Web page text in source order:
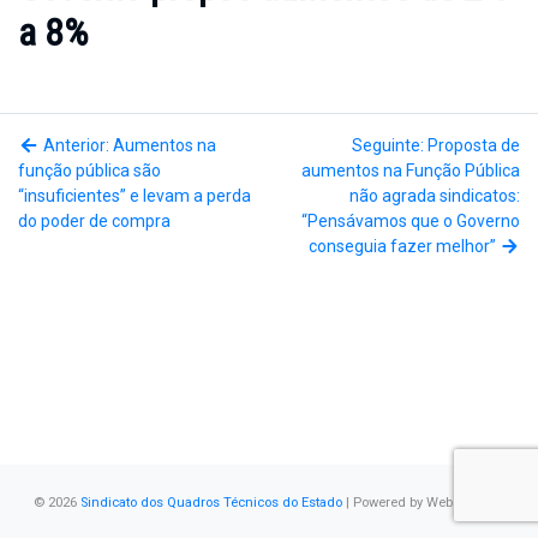
a 8%
Anterior: Aumentos na
função pública são
“insuficientes” e levam a perda
do poder de compra
Seguinte: Proposta de
aumentos na Função Pública
não agrada sindicatos:
“Pensávamos que o Governo
conseguia fazer melhor”
© 2026 Sindicato dos Quadros Técnicos do Estado | Powered by WebSystems